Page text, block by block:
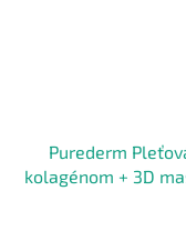
Purederm
kolagénom + 3D